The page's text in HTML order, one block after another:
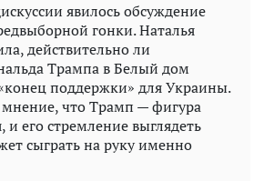
явилось обсуждение
гонки. Наталья
действительно ли
Трампа в Белый дом
поддержки» для Украины.
что Трамп — фигура
и его стремление выглядеть
сыграть на руку именно